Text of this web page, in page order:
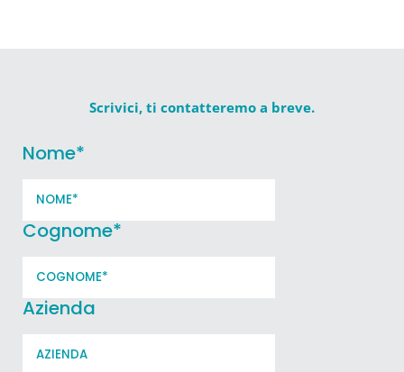
Scrivici, ti contatteremo a breve.
Nome*
Cognome*
Azienda